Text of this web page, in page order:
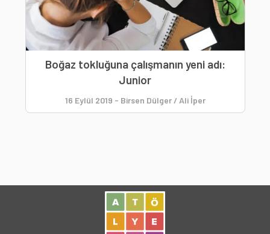
Boğaz tokluğuna çalışmanın yeni adı:
Junior
16 Eylül 2019 - Birsen Dülger / Ali İper